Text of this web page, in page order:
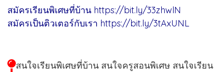
สมัครเรียนพิเศษที่บ้าน https://bit.ly/33zhwlN
สมัครเป็นติวเตอร์กับเรา https://bit.ly/3tAxUNL
สนใจเรียนพิเศษที่บ้าน สนใจครูสอนพิเศษ สนใจเรียน